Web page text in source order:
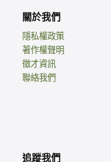
關於我們
隱私權政策
著作權聲明
徵才資訊
聯絡我們
追蹤我們